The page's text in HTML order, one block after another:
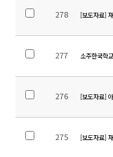
278 [보도자료]
277 소주한국학
276 [보도자료]
275 [보도자료]